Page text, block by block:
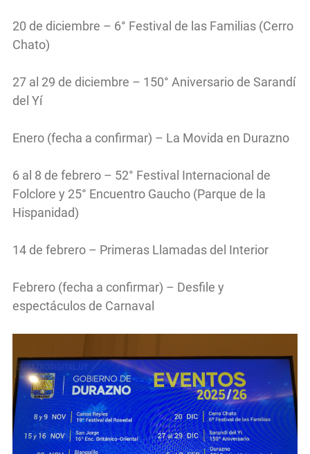
20 de diciembre – 6° Festival de las Familias (Cerro
Chato)
27 al 29 de diciembre – 150° Aniversario de Sarandí
del Yí
Enero (fecha a confirmar) – La Movida en Durazno
6 al 8 de febrero – 52° Festival Internacional de
Folclore y 25° Encuentro Gaucho (Parque de la
Hispanidad)
14 de febrero – Primeras Llamadas del Interior
Febrero (fecha a confirmar) – Desfile y
espectáculos de Carnaval